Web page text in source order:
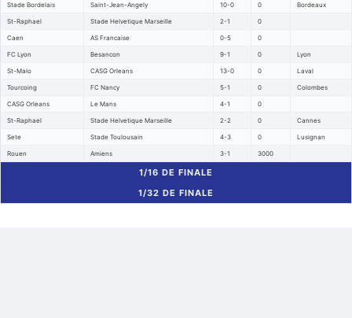
Stade Bordelais Saint-Jean-Angely 10-0 0 Bordeaux
St-Raphael Stade Helvetique Marseille 2-1 0
Caen AS Francaise 0-5 0
FC Lyon Besancon 9-1 0 Lyon
St-Malo CASG Orleans 13-0 0 Laval
Tourcoing FC Nancy 5-1 0 Colombes
CASG Orleans Le Mans 4-1 0
St-Raphael Stade Helvetique Marseille 2-2 0 Cannes
Sete Stade Toulousain 4-3 0 Lusignan
Rouen Amiens 3-1 3000
1/16 DE FINALE
1/32 DE FINALE